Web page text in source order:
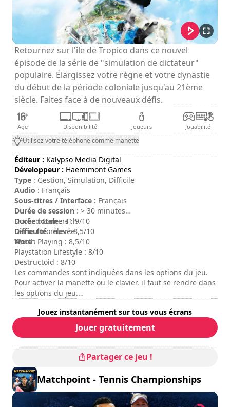
Retournez sur l'île de Tropico dans ce nouvel
épisode de la série de "simulation de dictateur"
populaire. Élargissez votre règne et votre dynastie
du début de la période coloniale jusqu'au 21ème
siècle. Faites face à de nouveaux défis.
Age Disponibilité Joueurs Jouabilité
Utilisez votre téléphone comme manette
Éditeur : Kalypso Media Digital
Développeur : Haemimont Games
Type : Gestion, Simulation, Difficile
Audio : Français
Sous-titres / Interface : Français
Durée de session : > 30 minutes
Durée totale: 41h
Difficulté: élevée
Note:
Hooked Gamers : 9/10
Game Informer : 8,5/10
Worth Playing : 8,5/10
Playstation Lifestyle : 8/10
Destructoid : 8/10
Les commandes sont indiquées dans les options du jeu.
Pour activer la manette ou le clavier, il faut se rendre dans
les options du jeu.
moment.Jouez instantanément sur tous vous écrans
Jouer gratuitement
Partager ce jeu !
Matchpoint - Tennis Championships